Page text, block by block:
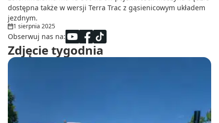
dostępna także w wersji Terra Trac z gąsienicowym układem
jezdnym.
1 sierpnia 2025
Obserwuj nas na:
Zdjęcie tygodnia